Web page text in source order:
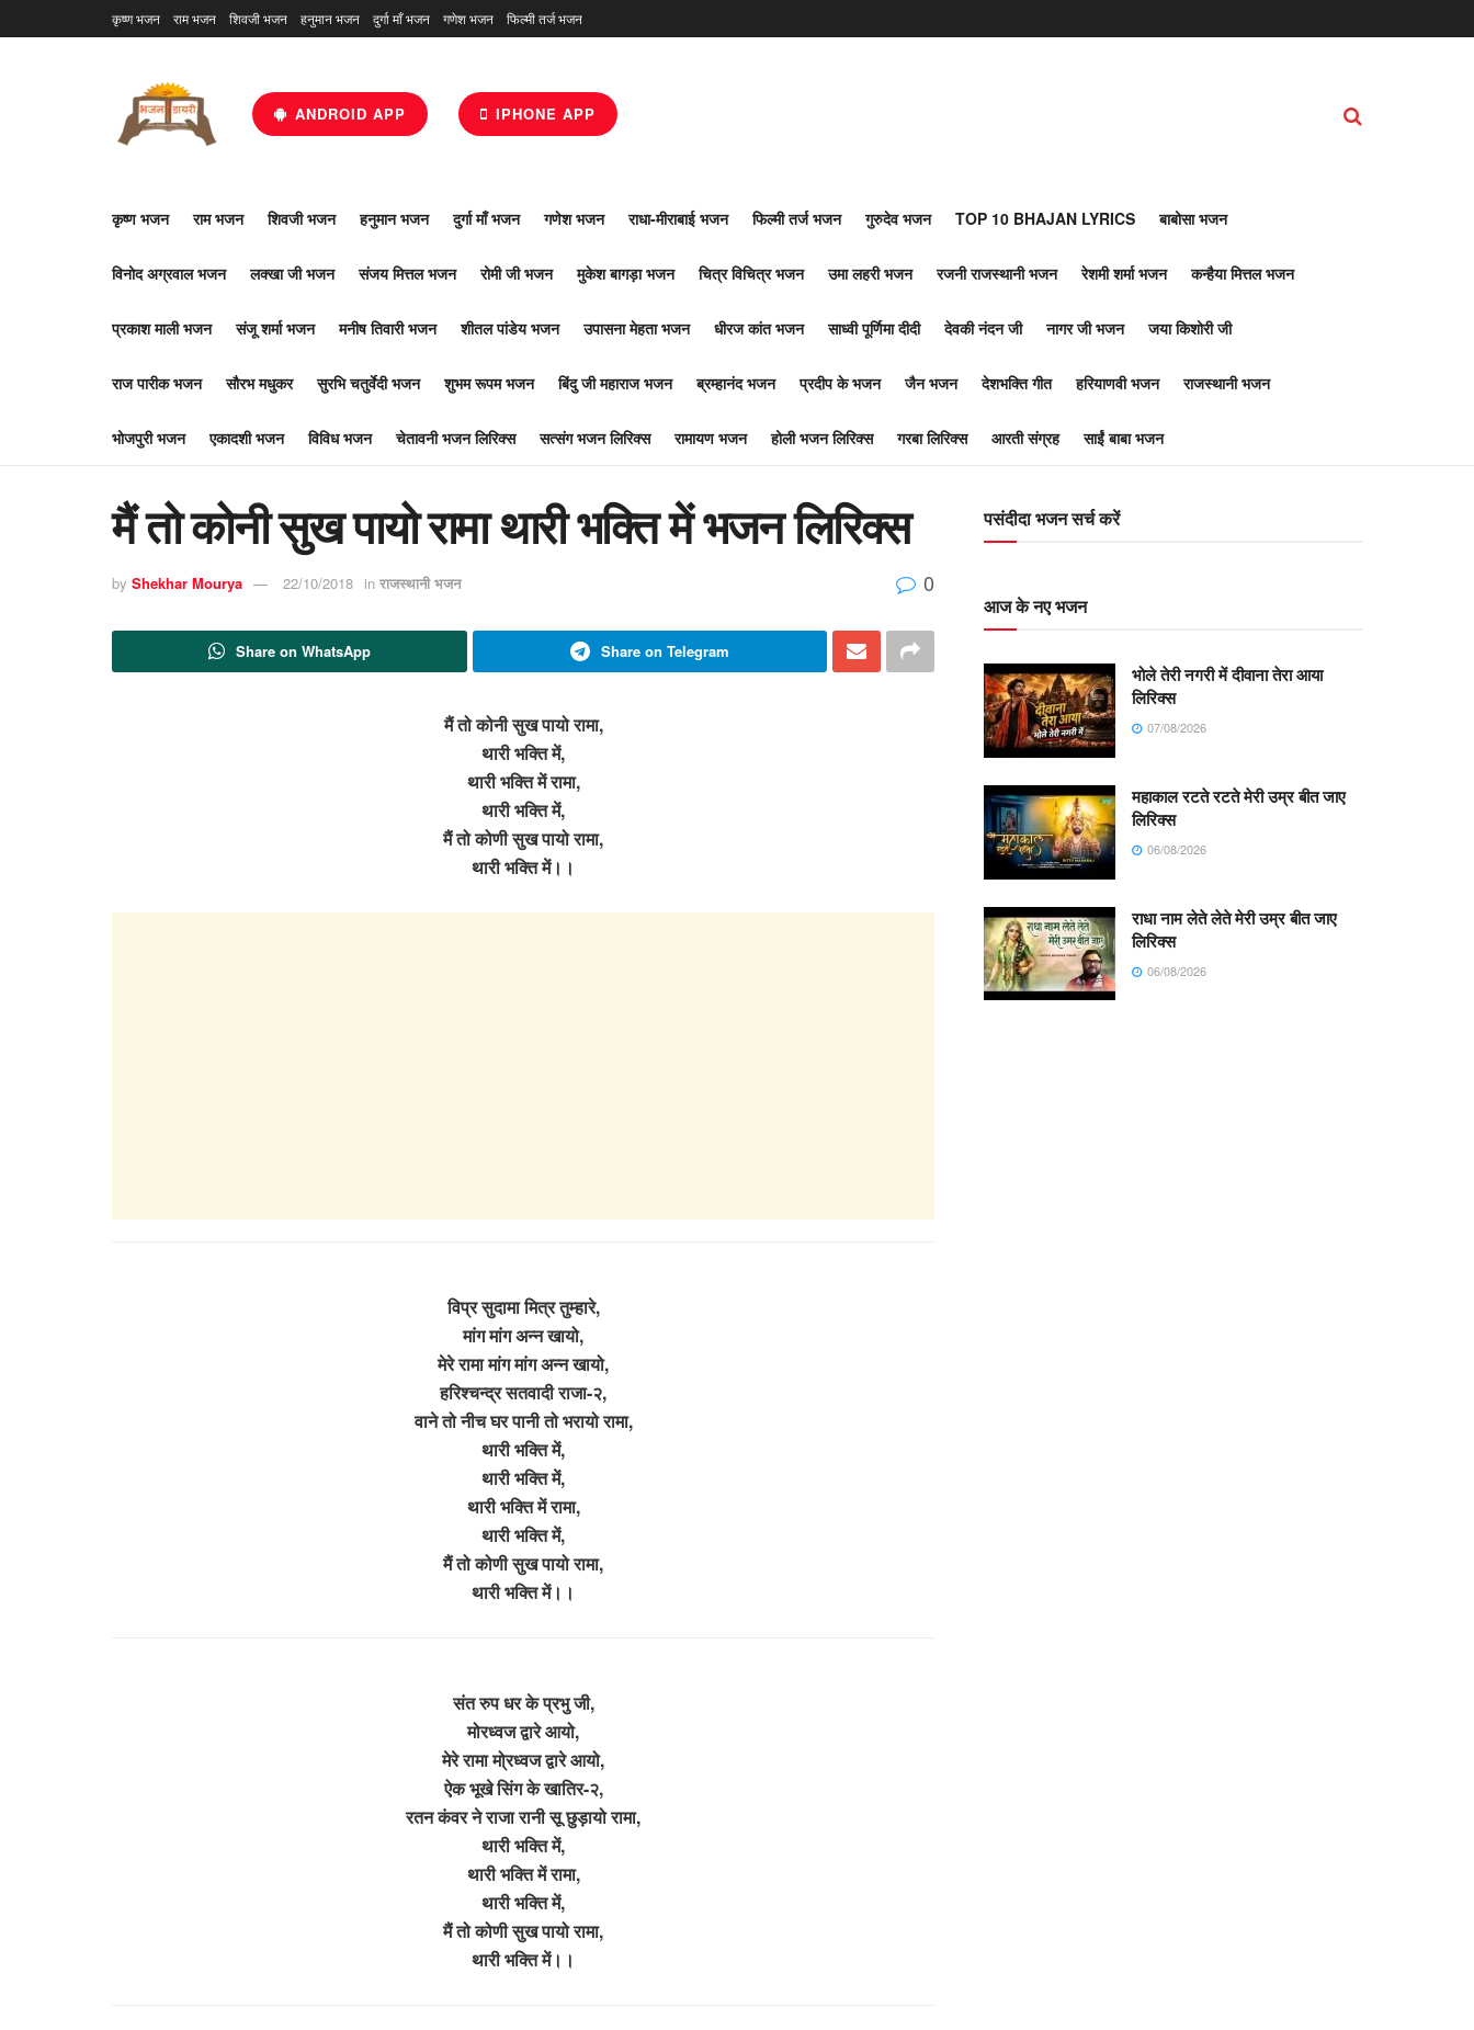
कृष्ण भजन राम भजन शिवजी भजन हनुमान भजन दुर्गा माँ भजन गणेश भजन फिल्मी तर्ज भजन
ANDROID APP IPHONE APP
कृष्ण भजन राम भजन शिवजी भजन हनुमान भजन दुर्गा माँ भजन गणेश भजन राधा-मीराबाई भजन फिल्मी तर्ज भजन गुरुदेव भजन TOP 10 BHAJAN LYRICS बाबोसा भजन
विनोद अग्रवाल भजन लक्खा जी भजन संजय मित्तल भजन रोमी जी भजन मुकेश बागड़ा भजन चित्र विचित्र भजन उमा लहरी भजन रजनी राजस्थानी भजन रेशमी शर्मा भजन कन्हैया मित्तल भजन
प्रकाश माली भजन संजू शर्मा भजन मनीष तिवारी भजन शीतल पांडेय भजन उपासना मेहता भजन धीरज कांत भजन साध्वी पूर्णिमा दीदी देवकी नंदन जी नागर जी भजन जया किशोरी जी
राज पारीक भजन सौरभ मधुकर सुरभि चतुर्वेदी भजन शुभम रूपम भजन बिंदु जी महाराज भजन ब्रम्हानंद भजन प्रदीप के भजन जैन भजन देशभक्ति गीत हरियाणवी भजन राजस्थानी भजन
भोजपुरी भजन एकादशी भजन विविध भजन चेतावनी भजन लिरिक्स सत्संग भजन लिरिक्स रामायण भजन होली भजन लिरिक्स गरबा लिरिक्स आरती संग्रह साईं बाबा भजन
मैं तो कोनी सुख पायो रामा थारी भक्ति में भजन लिरिक्स
by Shekhar Mourya 22/10/2018 in राजस्थानी भजन 0
Share on WhatsApp Share on Telegram
मैं तो कोनी सुख पायो रामा,
थारी भक्ति में,
थारी भक्ति में रामा,
थारी भक्ति में,
मैं तो कोणी सुख पायो रामा,
थारी भक्ति में।।
विप्र सुदामा मित्र तुम्‍हारे,
मांग मांग अन्न खायो,
मेरे रामा मांग मांग अन्न खायो,
हरिश्चन्द्र सतवादी राजा-२,
वाने तो नीच घर पानी तो भरायो रामा,
थारी भक्ति में,
थारी भक्ति में,
थारी भक्ति में रामा,
थारी भक्ति में,
मैं तो कोणी सुख पायो रामा,
थारी भक्ति में।।
संत रुप धर के प्रभु जी,
मोरध्वज द्वारे आयो,
मेरे रामा मो्रध्वज द्वारे आयो,
ऐक भूखे सिंग के खातिर-२,
रतन कंवर ने राजा रानी सू छुड़ायो रामा,
थारी भक्ति में,
थारी भक्ति में रामा,
थारी भक्ति में,
मैं तो कोणी सुख पायो रामा,
थारी भक्ति में।।
पसंदीदा भजन सर्च करें
आज के नए भजन
भोले तेरी नगरी में दीवाना तेरा आया
लिरिक्स
07/08/2026
महाकाल रटते रटते मेरी उम्र बीत जाए
लिरिक्स
06/08/2026
राधा नाम लेते लेते मेरी उम्र बीत जाए
लिरिक्स
06/08/2026